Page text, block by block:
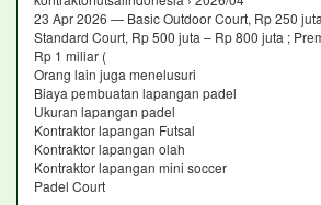
23 Apr 2026 — Basic Outdoor Court, Rp 250
Standard Court, Rp 500 juta – Rp 800 juta ;
Rp 1 miliar (
Orang lain juga menelusuri
Biaya pembuatan lapangan padel
Ukuran lapangan padel
Kontraktor lapangan Futsal
Kontraktor lapangan olah
Kontraktor lapangan mini soccer
Padel Court